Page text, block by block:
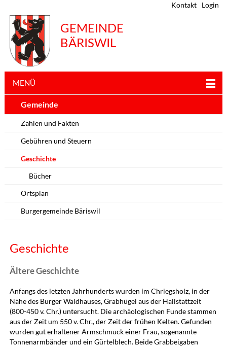
Kontakt Login
GEMEINDE
BÄRISWIL
MENÜ
Gemeinde
Zahlen und Fakten
Gebühren und Steuern
Geschichte
Bücher
Ortsplan
Burgergemeinde Bäriswil
Geschichte
Ältere Geschichte
Anfangs des letzten Jahrhunderts wurden im Chriegsholz, in der
Nähe des Burger Waldhauses, Grabhügel aus der Hallstattzeit
(800-450 v. Chr.) untersucht. Die archäologischen Funde stammen
aus der Zeit um 550 v. Chr., der Zeit der frühen Kelten. Gefunden
wurden gut erhaltener Armschmuck einer Frau, sogenannte
Tonnenarmbänder und ein Gürtelblech. Beide Grabbeigaben